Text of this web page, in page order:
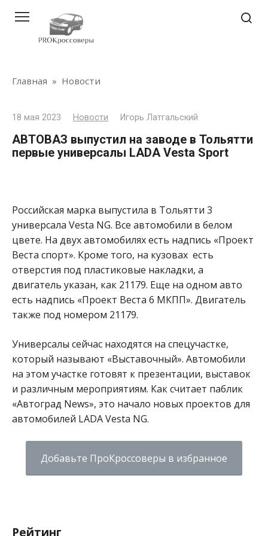
контенту
Главная » Новости
18 мая 2023 Новости Игорь Латгальский
АВТОВАЗ выпустил на заводе в Тольятти
первые универсалы LADA Vesta Sport
Российская марка выпустила в Тольятти 3
универсала Vesta NG. Все автомобили в белом
цвете. На двух автомобилях есть надпись «Проект
Веста спорт». Кроме того, на кузовах есть
отверстия под пластиковые накладки, а
двигатель указан, как 21179. Еще на одном авто
есть надпись «Проект Веста 6 МКПП». Двигатель
также под номером 21179.
Универсалы сейчас находятся на спецучастке,
который называют «Выставочный». Автомобили
на этом участке готовят к презентации, выставок
и различным мероприятиям. Как считает паблик
«Автоград News», это начало новых проектов для
автомобилей LADA Vesta NG.
Добавьте ПроКроссоверы в избранное
Рейтинг